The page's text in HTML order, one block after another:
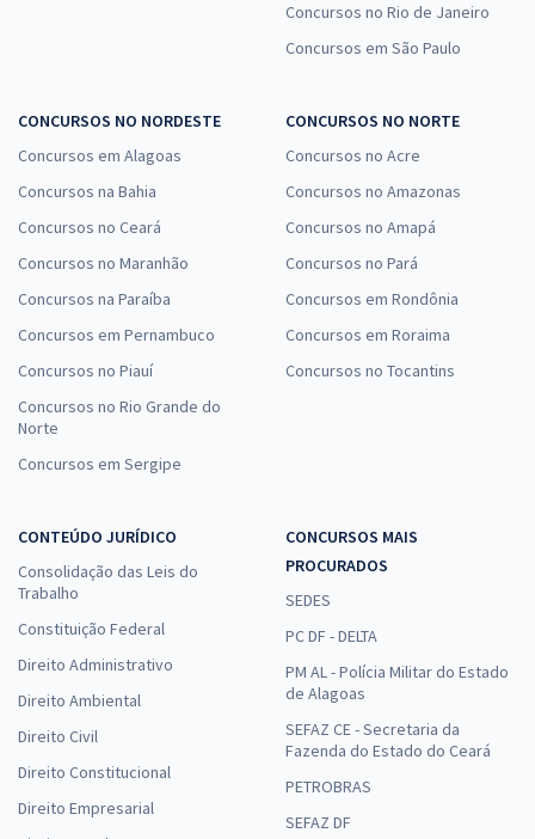
Concursos no Rio de Janeiro
Concursos em São Paulo
CONCURSOS NO NORDESTE
Concursos em Alagoas
Concursos na Bahia
Concursos no Ceará
Concursos no Maranhão
Concursos na Paraíba
Concursos em Pernambuco
Concursos no Piauí
Concursos no Rio Grande do
Norte
Concursos em Sergipe
CONCURSOS NO NORTE
Concursos no Acre
Concursos no Amazonas
Concursos no Amapá
Concursos no Pará
Concursos em Rondônia
Concursos em Roraima
Concursos no Tocantins
CONTEÚDO JURÍDICO
Consolidação das Leis do
Trabalho
Constituição Federal
Direito Administrativo
Direito Ambiental
Direito Civil
Direito Constitucional
Direito Empresarial
CONCURSOS MAIS
PROCURADOS
SEDES
PC DF - DELTA
PM AL - Polícia Militar do Estado
de Alagoas
SEFAZ CE - Secretaria da
Fazenda do Estado do Ceará
PETROBRAS
SEFAZ DF